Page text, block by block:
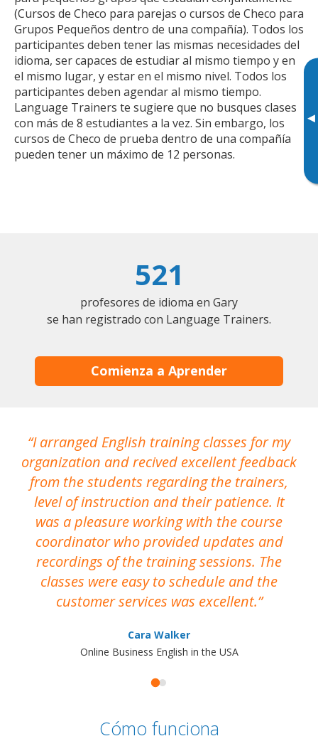
▸
(Cursos de Checo para parejas o cursos de Checo para
Grupos Pequeños dentro de una compañía). Todos los
participantes deben tener las mismas necesidades del
idioma, ser capaces de estudiar al mismo tiempo y en
el mismo lugar, y estar en el mismo nivel. Todos los
participantes deben agendar al mismo tiempo.
Language Trainers te sugiere que no busques clases
con más de 8 estudiantes a la vez. Sin embargo, los
cursos de Checo de prueba dentro de una compañía
pueden tener un máximo de 12 personas.
521
profesores de idioma en Gary
se han registrado con Language Trainers.
Comienza a Aprender
I arranged English training classes for my
organization and recived excellent feedback
from the students regarding the trainers,
level of instruction and their patience. It
was a pleasure working with the course
coordinator who provided updates and
recordings of the training sessions. The
classes were easy to schedule and the
customer services was excellent.
Cara Walker
Online Business English in the USA
Cómo funciona